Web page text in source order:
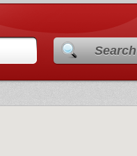
Search